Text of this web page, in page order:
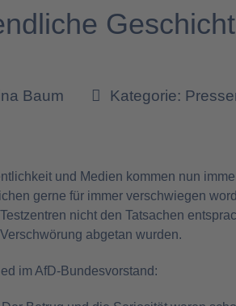
Baum Kategorie:
und Medien kommen nun
gerne für immer verschwiegen
nicht den Tatsachen
abgetan wurden.
im AfD-Bundesvorstand: